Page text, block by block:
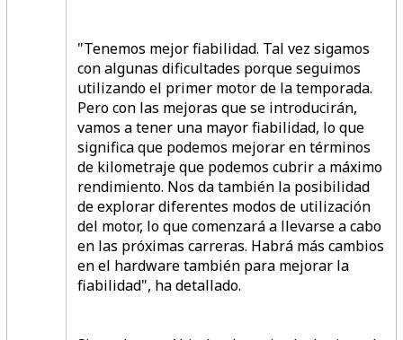
"Tenemos mejor fiabilidad. Tal vez sigamos
con algunas dificultades porque seguimos
utilizando el primer motor de la temporada.
Pero con las mejoras que se introducirán,
vamos a tener una mayor fiabilidad, lo que
significa que podemos mejorar en términos
de kilometraje que podemos cubrir a máximo
rendimiento. Nos da también la posibilidad
de explorar diferentes modos de utilización
del motor, lo que comenzará a llevarse a cabo
en las próximas carreras. Habrá más cambios
en el hardware también para mejorar la
fiabilidad", ha detallado.